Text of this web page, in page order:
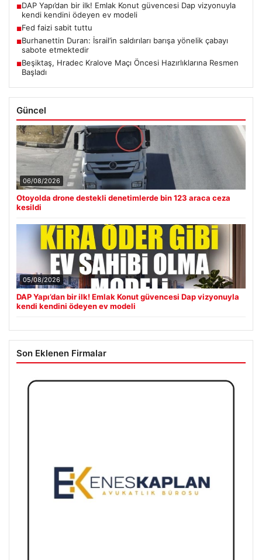
■DAP Yapı’dan bir ilk! Emlak Konut güvencesi Dap vizyonuyla
kendi kendini ödeyen ev modeli
■Fed faizi sabit tuttu
■Burhanettin Duran: İsrail’in saldırıları barışa yönelik çabayı
sabote etmektedir
■Beşiktaş, Hradec Kralove Maçı Öncesi Hazırlıklarına Resmen
Başladı
Güncel
06/08/2026
Otoyolda drone destekli denetimlerde bin 123 araca ceza
kesildi
05/08/2026
DAP Yapı’dan bir ilk! Emlak Konut güvencesi Dap vizyonuyla
kendi kendini ödeyen ev modeli
Son Eklenen Firmalar